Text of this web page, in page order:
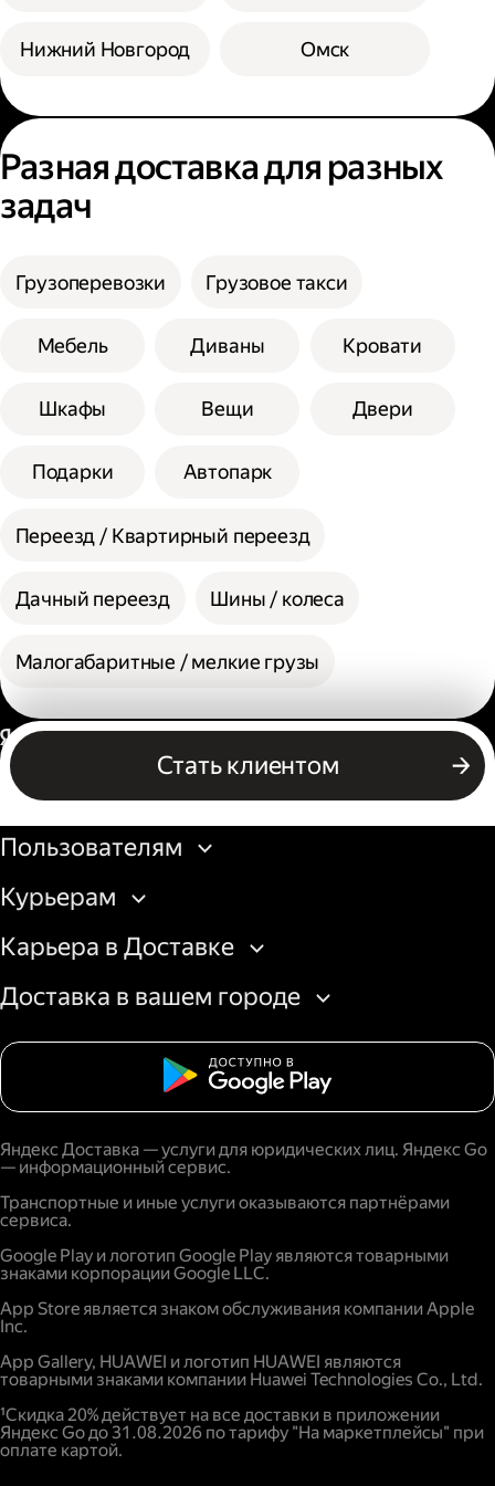
Нижний Новгород Омск
Разная доставка для разных
задач
Грузоперевозки Грузовое такси
Мебель Диваны Кровати
Шкафы Вещи Двери
Подарки Автопарк
Переезд / Квартирный переезд
Дачный переезд Шины / колеса
Малогабаритные / мелкие грузы
Стать клиентом
Россия
Бизнесу
Пользователям
Курьерам
Карьера в Доставке
Доставка в вашем городе
Яндекс Доставка — услуги для юридических лиц. Яндекс Go
— информационный сервис.
Транспортные и иные услуги оказываются партнёрами
сервиса.
Google Play и логотип Google Play являются товарными
знаками корпорации Google LLC.
App Store является знаком обслуживания компании Apple
Inc.
App Gallery, HUAWEI и логотип HUAWEI являются
товарными знаками компании Huawei Technologies Co., Ltd.
¹Скидка 20% действует на все доставки в приложении
Яндекс Go до 31.08.2026 по тарифу "На маркетплейсы" при
оплате картой.